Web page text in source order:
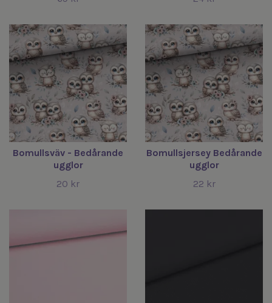
Bomullsväv - Bedårande
ugglor
20 kr
Bomullsjersey Bedårande
ugglor
22 kr